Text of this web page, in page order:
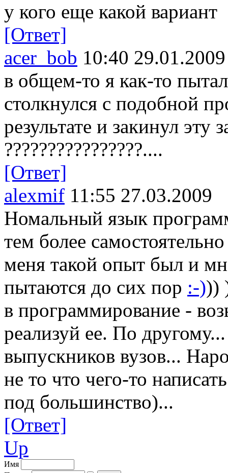
у кого еще какой вариант
[Ответ]
acer_bob 10:40 29.01.2009
в общем-то я как-то
столкнулся с подобной
результате и закинул
????????????????....
[Ответ]
alexmif 11:55 27.03.2009
Номальный язык
тем более
меня такой опыт был и
пытаются до сих пор :-)))
в программирование -
реализуй ее. По
выпускников вузов...
не то что чего-то
под большинство)...
[Ответ]
Up
Имя